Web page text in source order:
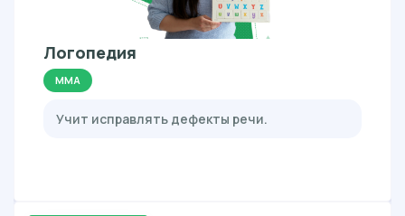
Логопедия
ММА
Учит исправлять дефекты речи.